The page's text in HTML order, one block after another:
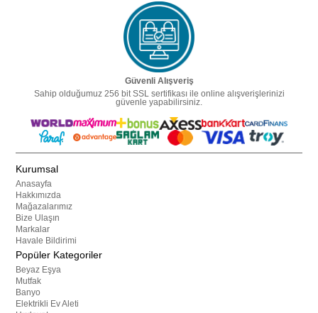
Güvenli Alışveriş
Sahip olduğumuz 256 bit SSL sertifikası ile online alışverişlerinizi
güvenle yapabilirsiniz.
Kurumsal
Anasayfa
Hakkımızda
Mağazalarımız
Bize Ulaşın
Markalar
Havale Bildirimi
Popüler Kategoriler
Beyaz Eşya
Mutfak
Banyo
Elektrikli Ev Aleti